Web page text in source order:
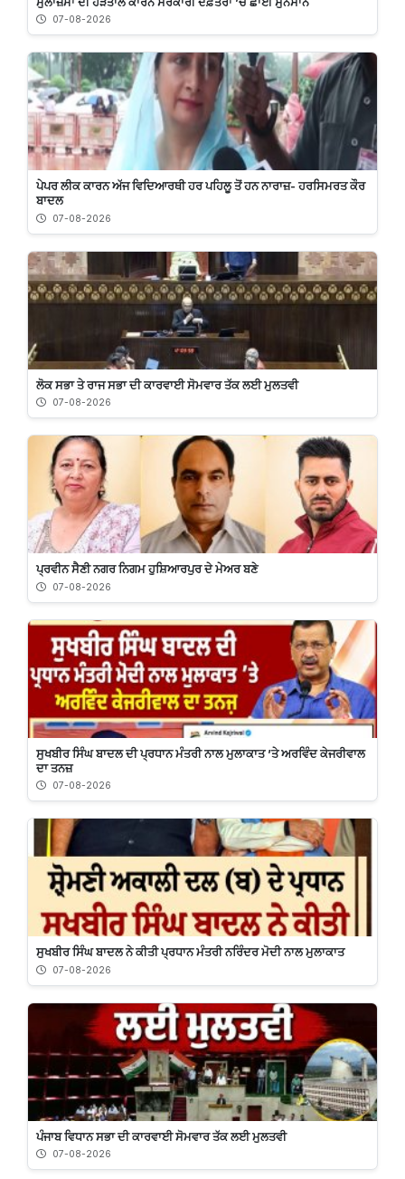
07-08-2026
ਪੇਪਰ ਲੀਕ ਕਾਰਨ ਅੱਜ ਵਿਦਿਆਰਥੀ ਹਰ ਪਹਿਲੂ ਤੋਂ ਹਨ ਨਾਰਾਜ਼- ਹਰਸਿਮਰਤ ਕੌਰ
ਬਾਦਲ
07-08-2026
ਲੋਕ ਸਭਾ ਤੇ ਰਾਜ ਸਭਾ ਦੀ ਕਾਰਵਾਈ ਸੋਮਵਾਰ ਤੱਕ ਲਈ ਮੁਲਤਵੀ
07-08-2026
ਪ੍ਰਵੀਨ ਸੈਣੀ ਨਗਰ ਨਿਗਮ ਹੁਸ਼ਿਆਰਪੁਰ ਦੇ ਮੇਅਰ ਬਣੇ
07-08-2026
ਸੁਖਬੀਰ ਸਿੰਘ ਬਾਦਲ ਦੀ ਪ੍ਰਧਾਨ ਮੰਤਰੀ ਨਾਲ ਮੁਲਾਕਾਤ ’ਤੇ ਅਰਵਿੰਦ ਕੇਜਰੀਵਾਲ
ਦਾ ਤਨਜ਼
07-08-2026
ਸੁਖਬੀਰ‌ ਸਿੰਘ ਬਾਦਲ ਨੇ ਕੀਤੀ ਪ੍ਰਧਾਨ ਮੰਤਰੀ ਨਰਿੰਦਰ ਮੋਦੀ ਨਾਲ ਮੁਲਾਕਾਤ
07-08-2026
ਪੰਜਾਬ ਵਿਧਾਨ ਸਭਾ ਦੀ ਕਾਰਵਾਈ ਸੋਮਵਾਰ ਤੱਕ ਲਈ ਮੁਲਤਵੀ
07-08-2026